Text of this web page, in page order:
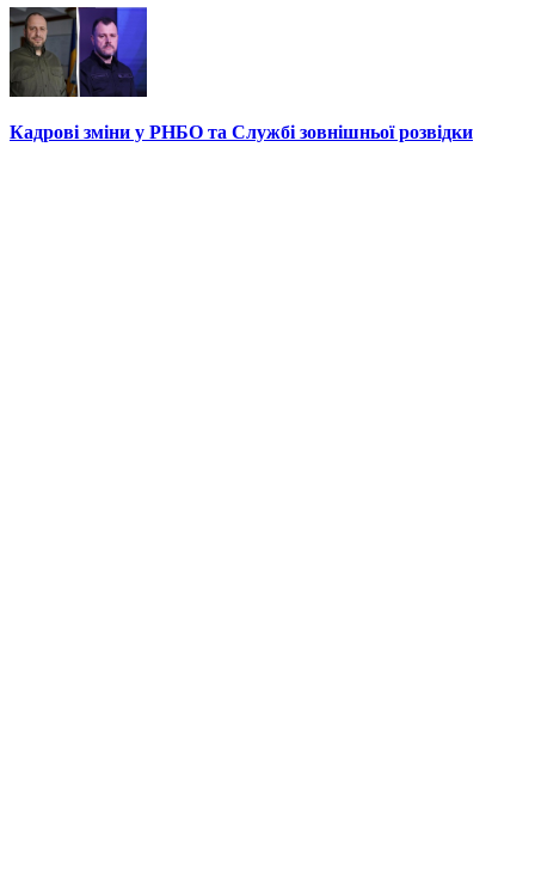
Кадрові зміни у РНБО та Службі зовнішньої розвідки